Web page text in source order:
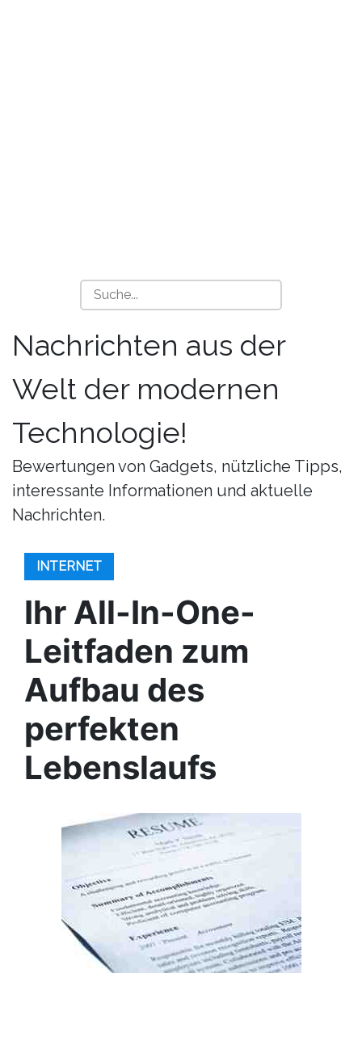
Nachrichten aus der
Welt der modernen
Technologie!
Bewertungen von Gadgets, nützliche Tipps,
interessante Informationen und aktuelle
Nachrichten.
INTERNET
Ihr All-In-One-
Leitfaden zum
Aufbau des
perfekten
Lebenslaufs